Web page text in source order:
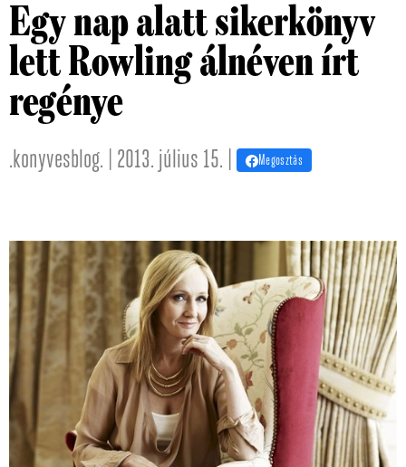
Egy nap alatt sikerkönyv
lett Rowling álnéven írt
regénye
.konyvesblog. | 2013. július 15. | Megosztás